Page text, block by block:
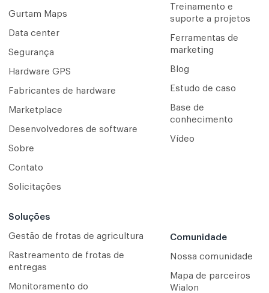
Gurtam Maps
Data center
Segurança
Hardware GPS
Fabricantes de hardware
Marketplace
Desenvolvedores de software
Sobre
Contato
Solicitações
Soluções
Gestão de frotas de agricultura
Rastreamento de frotas de
entregas
Monitoramento do
Treinamento e
suporte a projetos
Ferramentas de
marketing
Blog
Estudo de caso
Base de
conhecimento
Vídeo
Comunidade
Nossa comunidade
Mapa de parceiros
Wialon